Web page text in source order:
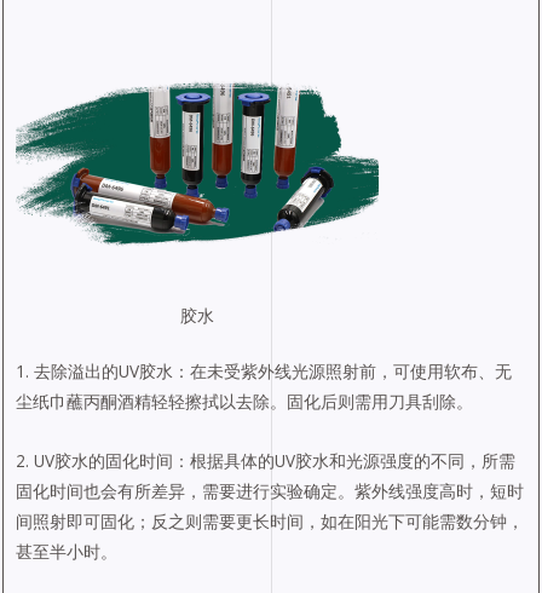
胶水
1. 去除溢出的UV胶水：在未受紫外线光源照射前，可使用软布、无
尘纸巾蘸丙酮酒精轻轻擦拭以去除。固化后则需用刀具刮除。
2. UV胶水的固化时间：根据具体的UV胶水和光源强度的不同，所需
固化时间也会有所差异，需要进行实验确定。紫外线强度高时，短时
间照射即可固化；反之则需要更长时间，如在阳光下可能需数分钟，
甚至半小时。